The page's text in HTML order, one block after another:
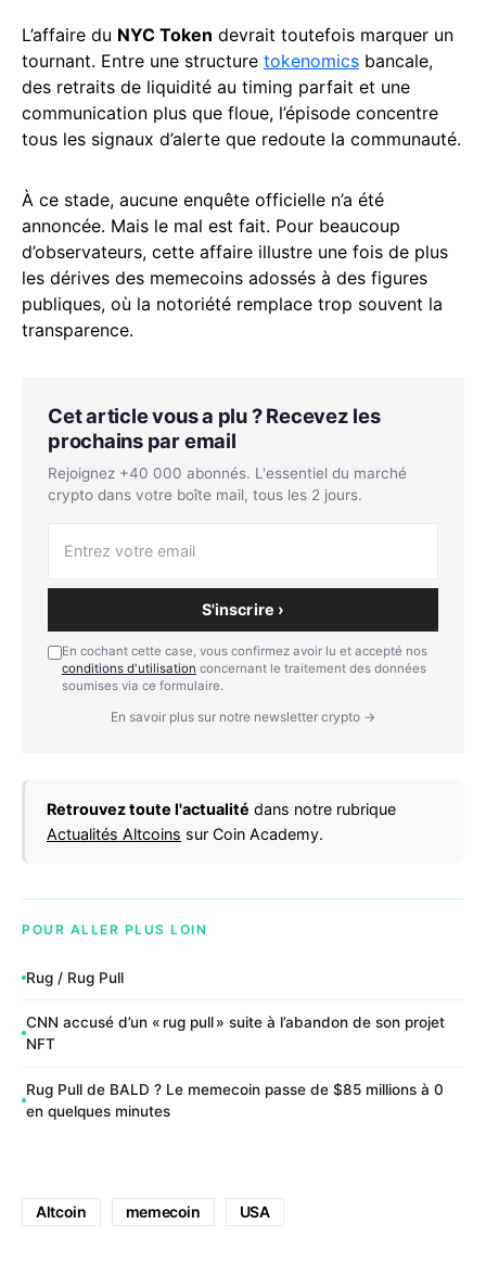
L’affaire du NYC Token devrait toutefois marquer un
tournant. Entre une structure tokenomics bancale,
des retraits de liquidité au timing parfait et une
communication plus que floue, l’épisode concentre
tous les signaux d’alerte que redoute la communauté.
À ce stade, aucune enquête officielle n’a été
annoncée. Mais le mal est fait. Pour beaucoup
d’observateurs, cette affaire illustre une fois de plus
les dérives des memecoins adossés à des figures
publiques, où la notoriété remplace trop souvent la
transparence.
Cet article vous a plu ? Recevez les
prochains par email
Rejoignez +40 000 abonnés. L'essentiel du marché
crypto dans votre boîte mail, tous les 2 jours.
S'inscrire ›
En cochant cette case, vous confirmez avoir lu et accepté nos
conditions d'utilisation concernant le traitement des données
soumises via ce formulaire.
En savoir plus sur notre newsletter crypto →
Retrouvez toute l'actualité dans notre rubrique
Actualités Altcoins sur Coin Academy.
POUR ALLER PLUS LOIN
Rug / Rug Pull
CNN accusé d’un « rug pull » suite à l’abandon de son projet
NFT
Rug Pull de BALD ? Le memecoin passe de $85 millions à 0
en quelques minutes
Altcoin memecoin USA